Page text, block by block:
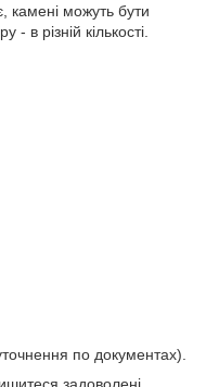
камені можуть бути
в різній кількості.
по документах).
задоволені.